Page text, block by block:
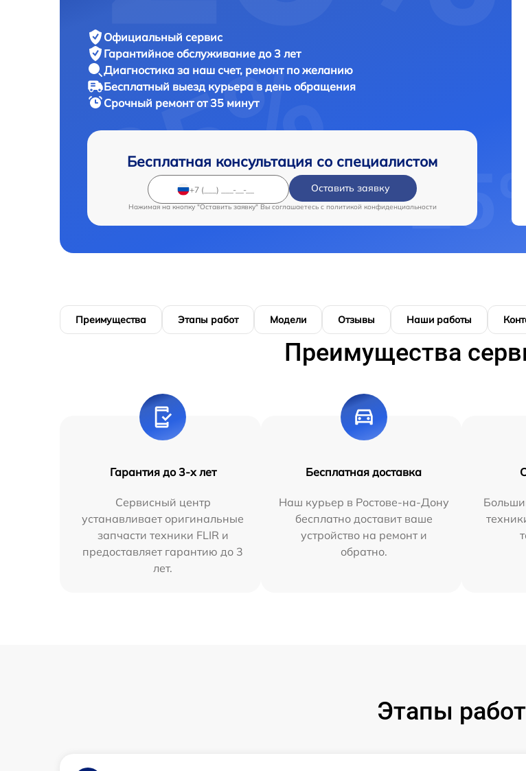
Официальный сервис
Гарантийное обслуживание до 3 лет
Диагностика за наш счет, ремонт по желанию
Бесплатный выезд курьера в день обращения
Срочный ремонтот 35 минут
Бесплатная консультация со специалистом
Оставить заявку
Нажимая на кнопку "Оставить заявку" Вы соглашаетесь c политикой конфиденциальности
Преимущества Этапы работ Модели Отзывы Наши работы
Преимущества
Гарантия до 3-х лет
Сервисный центр
устанавливает оригинальные
запчасти техники FLIR и
предоставляет гарантию до 3
лет.
Бесплатная доставка
Наш курьер в Ростове-на-Дону
бесплатно доставит ваше
устройство на ремонт и
обратно.
Этапы